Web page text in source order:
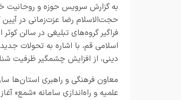
به گزارش سرویس حوزه و روحانیت
حجت‌الاسلام‌ رضا عزت‌زمانی در
فراگیر گروه‌های تبلیغی در سالن کوثر
اسلامی قم، با اشاره به تحولات
دینی، از افزایش چشمگیر ظرفیت
معاون فرهنگی و راهبری استان‌ها